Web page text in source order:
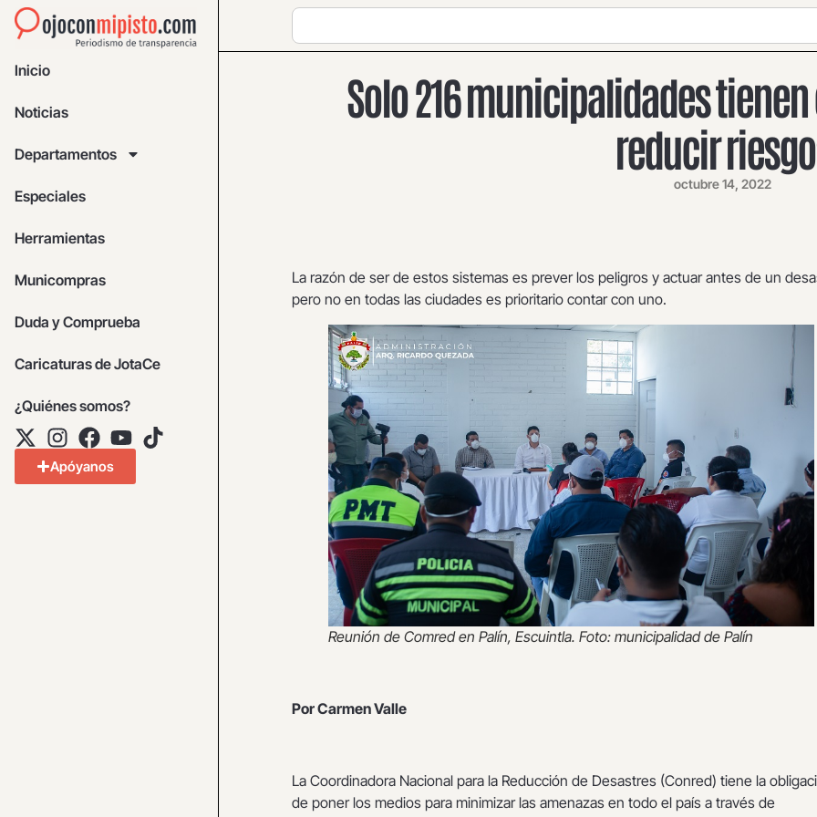
Inicio
Noticias
Departamentos
Especiales
Herramientas
Municompras
Duda y Comprueba
Caricaturas de JotaCe
¿Quiénes somos?
Apóyanos
Solo 216 municipalidades
reducir
octubre 14, 2022
La razón de ser de estos sistemas es prever los peligros y actuar antes de un
pero no en todas las ciudades es prioritario contar con uno.
Reunión de Comred en Palín, Escuintla. Foto: municipalidad de Palín
Por Carmen Valle
La Coordinadora Nacional para la Reducción de Desastres (Conred) tiene la
de poner los medios para minimizar las amenazas en todo el país a través de